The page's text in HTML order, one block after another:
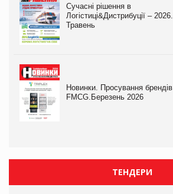
Сучасні рішення в
Логістиці&Дистрибуції – 2026.
Травень
Новинки. Просування брендів
FMCG.Березень 2026
ТЕНДЕРИ